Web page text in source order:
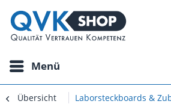
Menü
Übersicht Laborsteckboards &